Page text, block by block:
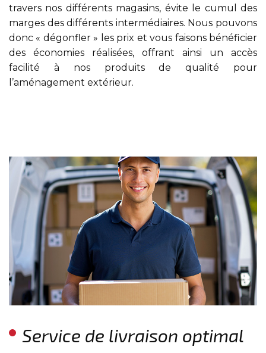
travers nos différents magasins, évite le cumul des
marges des différents intermédiaires. Nous pouvons
donc « dégonfler » les prix et vous faisons bénéficier
des économies réalisées, offrant ainsi un accès
facilité à nos produits de qualité pour
l’aménagement extérieur.
Service de livraison optimal